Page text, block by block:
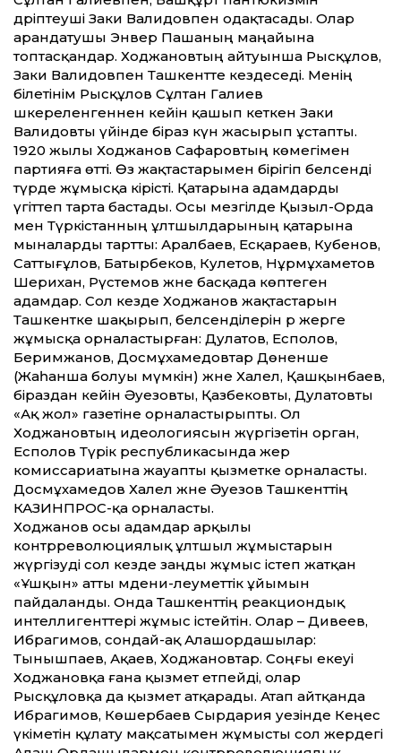
дәріптеуші Заки Валидовпен одақтасады. Олар
арандатушы Энвер Пашаның маңайына
топтасқандар. Ходжановтың айтуынша Рысқұлов,
Заки Валидовпен Ташкентте кездеседі. Менің
білетінім Рысқұлов Сұлтан Галиев
әшкереленгеннен кейін қашып кеткен Заки
Валидовты үйінде біраз күн жасырып ұстапты.
1920 жылы Ходжанов Сафаровтың көмегімен
партияға өтті. Өз жақтастарымен бірігіп белсенді
түрде жұмысқа кірісті. Қатарына адамдарды
үгіттеп тарта бастады. Осы мезгілде Қызыл-Орда
мен Түркістанның ұлтшылдарының қатарына
мыналарды тартты: Аралбаев, Есқараев, Кубенов,
Саттығұлов, Батырбеков, Кулетов, Нұрмұхаметов
Шерихан, Рүстемов және басқада көптеген
адамдар. Сол кезде Ходжанов жақтастарын
Ташкентке шақырып, белсенділерін әр жерге
жұмысқа орналастырған: Дулатов, Есполов,
Беримжанов, Досмұхамедовтар Дөненше
(Жаһанша болуы мүмкін) және Халел, Қашқынбаев,
біраздан кейін Әуезовты, Қазбековты, Дулатовты
«Ақ жол» газетіне орналастырыпты. Ол
Ходжановтың идеологиясын жүргізетін орган,
Есполов Түрік республикасында жер
комиссариатына жауапты қызметке орналасты.
Досмұхамедов Халел және Әуезов Ташкенттің
КАЗИНПРОС-қа орналасты.
Ходжанов осы адамдар арқылы
контрреволюциялық ұлтшыл жұмыстарын
жүргізуді сол кезде заңды жұмыс істеп жатқан
«Ұшқын» атты мәдени-әлеуметтік ұйымын
пайдаланды. Онда Ташкенттің реакциондық
интеллигенттері жұмыс істейтін. Олар – Дивеев,
Ибрагимов, сондай-ақ Алашордашылар:
Тынышпаев, Ақаев, Ходжановтар. Соңғы екеуі
Ходжановқа ғана қызмет етпейді, олар
Рысқұловқа да қызмет атқарады. Атап айтқанда
Ибрагимов, Көшербаев Сырдария уезінде Кеңес
үкіметін құлату мақсатымен жұмысты сол жердегі